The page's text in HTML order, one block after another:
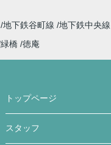
地下鉄谷町線 地下鉄中央線
緑橋 徳庵
トップページ
スタッフ